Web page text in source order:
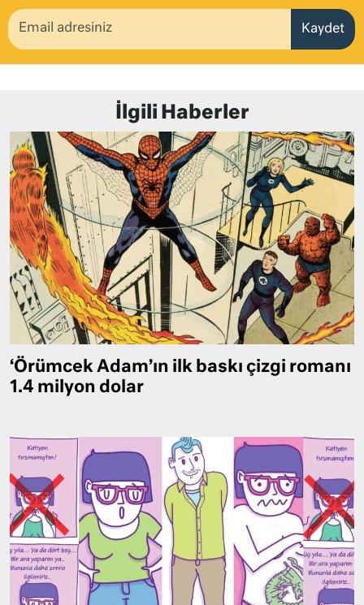
Kaydet
İlgili Haberler
‘Örümcek Adam’ın ilk baskı çizgi romanı
1.4 milyon dolar